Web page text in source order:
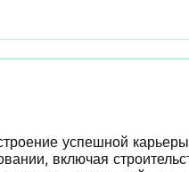
успешной
включая